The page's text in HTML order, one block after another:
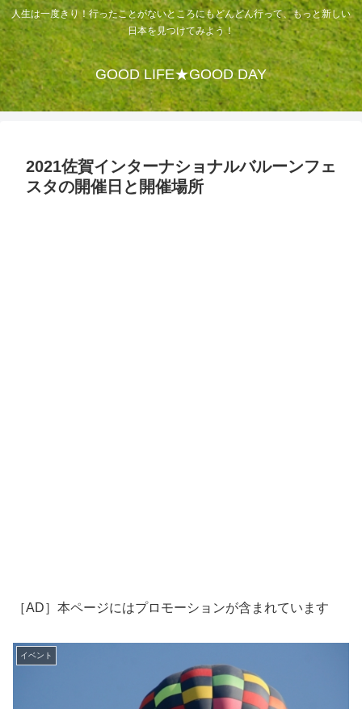
人生は一度きり！行ったことがないところにもどんどん行って、もっと新しい
日本を見つけてみよう！
GOOD LIFE★GOOD DAY
2021佐賀インターナショナルバルーンフェ
スタの開催日と開催場所
［AD］本ページにはプロモーションが含まれています
イベント